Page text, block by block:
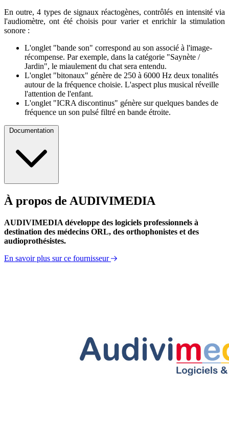
En outre, 4 types de signaux réactogènes, contrôlés en intensité via
l'audiomètre, ont été choisis pour varier et enrichir la stimulation
sonore :
L'onglet "bande son" correspond au son associé à l'image-
récompense. Par exemple, dans la catégorie "Saynète /
Jardin", le miaulement du chat sera entendu.
L'onglet "bitonaux" génère de 250 à 6000 Hz deux tonalités
autour de la fréquence choisie. L'aspect plus musical réveille
l'attention de l'enfant.
L'onglet "ICRA discontinus" génère sur quelques bandes de
fréquence un son pulsé filtré en bande étroite.
Documentation
Brochure d'Information
À propos de AUDIVIMEDIA
AUDIVIMEDIA développe des logiciels professionnels à
destination des médecins ORL, des orthophonistes et des
audioprothésistes.
En savoir plus sur ce fournisseur